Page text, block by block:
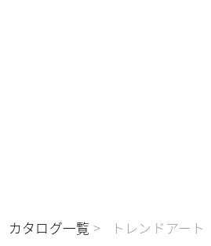
カタログ一覧 トレンドアート